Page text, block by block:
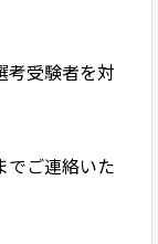
考受験者を対
でご連絡いた